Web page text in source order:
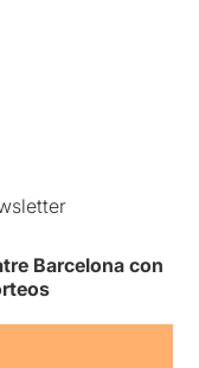
Barcelona con